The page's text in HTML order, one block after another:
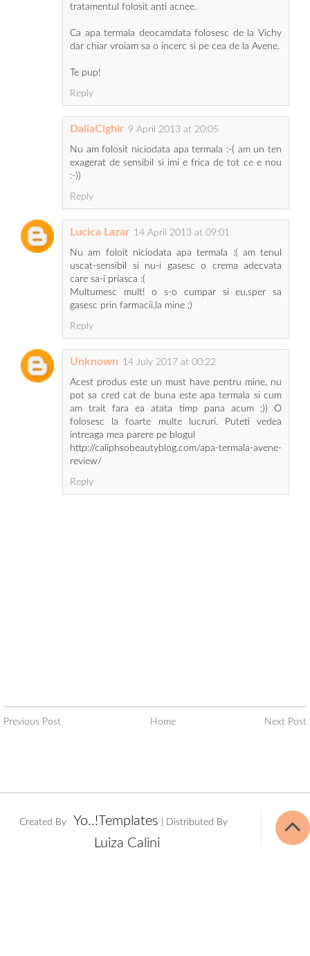
tratamentul folosit anti acnee.
Ca apa termala deocamdata folosesc de la Vichy
dar chiar vroiam sa o incerc si pe cea de la Avene.
Te pup!
Reply
DaliaCighir 9 April 2013 at 20:05
Nu am folosit niciodata apa termala :-( am un ten
exagerat de sensibil si imi e frica de tot ce e nou
:-))
Reply
Lucica Lazar 14 April 2013 at 09:01
Nu am foloit niciodata apa termala :( am tenul
uscat-sensibil si nu-i gasesc o crema adecvata
care sa-i priasca :(
Multumesc mult! o s-o cumpar si eu,sper sa
gasesc prin farmacii,la mine :)
Reply
Unknown 14 July 2017 at 00:22
Acest produs este un must have pentru mine, nu
pot sa cred cat de buna este apa termala si cum
am trait fara ea atata timp pana acum :)) O
folosesc la foarte multe lucruri. Puteti vedea
intreaga mea parere pe blogul
http://caliphsobeautyblog.com/apa-termala-avene-
review/
Reply
Previous Post Home Next Post
Created By Yo..!Templates | Distributed By
Luiza Calini